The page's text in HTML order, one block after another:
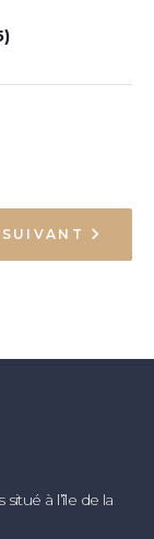
à l’île de la